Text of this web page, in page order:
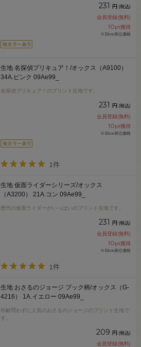
231 円 (税込)
会員登録(無料)
10pt獲得
※10cm単位価格
生地 名探偵プリキュア！/オックス（A9100）
34A.ピンク 09Ae99_
名探偵プリキュア！のプリント生地です。
231 円 (税込)
会員登録(無料)
10pt獲得
※10cm単位価格
1件
生地 仮面ライダーシリーズ/オックス
（A3200） 21A.コン 09Ae99_
歴代の仮面ライダーがいっぱいのプリント生地です。
231 円 (税込)
会員登録(無料)
10pt獲得
※10cm単位価格
1件
生地 おさるのジョージ ブック柄/オックス（G-
4216） 1A.イエロー 09Ae99_
年齢問わずに人気のおさるのジョージのプリント生地で
す。
209 円 (税込)
会員登録(無料)